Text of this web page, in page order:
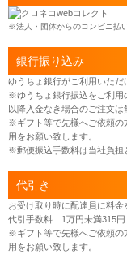
※法人・団体からのコンビニ払
銀行振り込み
ゆうちょ銀行がご利用いただ
※ゆうちょ銀行振込をご利用
以降入金なき場合のご注文は
※ギフト等で先様へご依頼の
用をお願い致します。
※郵便振込手数料は当社負担
代引き
お受け取り時に配達員に料金
代引手数料 1万円未満315円
※ギフト等で先様へご依頼の
用をお願い致します。